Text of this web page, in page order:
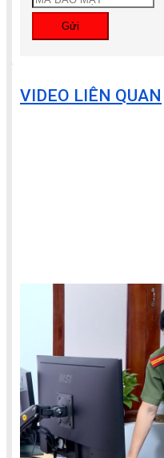
Gửi
VIDEO LIÊN QUAN